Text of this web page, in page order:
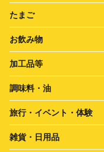
たまご
お飲み物
加工品等
調味料・油
旅行・イベント・体験
雑貨・日用品